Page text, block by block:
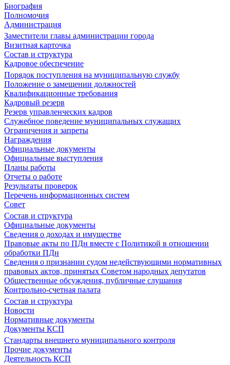
Биография
Полномочия
Администрация
Заместители главы администрации города
Визитная карточка
Состав и структура
Кадровое обеспечение
Порядок поступления на муниципальную службу
Положение о замещении должностей
Квалификационные требования
Кадровый резерв
Резерв управленческих кадров
Служебное поведение муниципальных служащих
Ограничения и запреты
Награждения
Официальные документы
Официальные выступления
Планы работы
Отчеты о работе
Результаты проверок
Перечень информационных систем
Совет
Состав и структура
Официальные документы
Сведения о доходах и имуществе
Правовые акты по ПДн вместе с Политикой в отношении
обработки ПДн
Сведения о признании судом недействующими нормативных
правовых актов, принятых Советом народных депутатов
Общественные обсуждения, публичные слушания
Контрольно-счетная палата
Состав и структура
Новости
Нормативные документы
Документы КСП
Стандарты внешнего муниципального контроля
Прочие документы
Деятельность КСП